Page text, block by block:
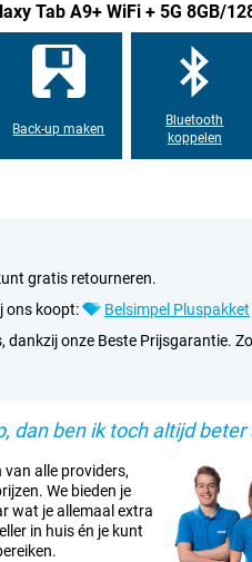
Tab A9+ WiFi + 5G 8GB/
Back-up maken
Bluetooth
koppelen
gratis retourneren.
ons koopt:
Belsimpel Pluspakket
dankzij onze Beste Prijsgarantie.
dan ben ik toch altijd beter
van alle providers,
We bieden je
wat je allemaal extra
in huis én je kunt